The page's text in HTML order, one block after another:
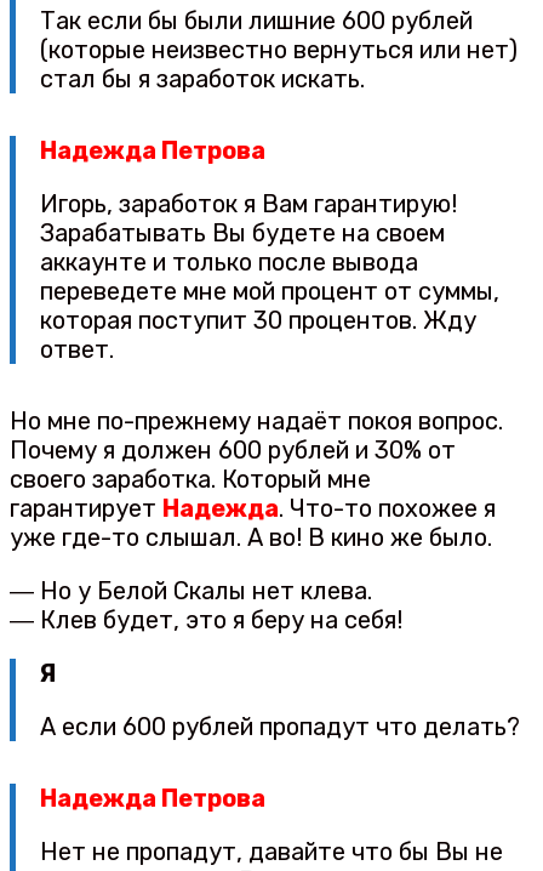
Так если бы были лишние 600 рублей
(которые неизвестно вернуться или нет)
стал бы я заработок искать.
Надежда Петрова
Игорь, заработок я Вам гарантирую!
Зарабатывать Вы будете на своем
аккаунте и только после вывода
переведете мне мой процент от суммы,
которая поступит 30 процентов. Жду
ответ.
Но мне по-прежнему надаёт покоя вопрос.
Почему я должен 600 рублей и 30% от
своего заработка. Который мне
гарантирует Надежда. Что-то похожее я
уже где-то слышал. А во! В кино же было.
― Но у Белой Скалы нет клева.
― Клев будет, это я беру на себя!
Я
А если 600 рублей пропадут что делать?
Надежда Петрова
Нет не пропадут, давайте что бы Вы не